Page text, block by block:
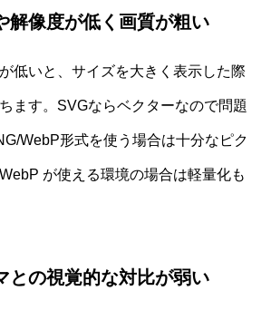
解像度が低く画質が粗い
低いと、サイズを大きく表示した際
ます。SVGならベクターなので問題
WebP形式を使う場合は十分なピク
が使える環境の場合は軽量化も
との視覚的な対比が弱い